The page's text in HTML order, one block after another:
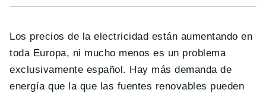
Los precios de la electricidad están aumentando en
toda Europa, ni mucho menos es un problema
exclusivamente español. Hay más demanda de
energía que la que las fuentes renovables pueden